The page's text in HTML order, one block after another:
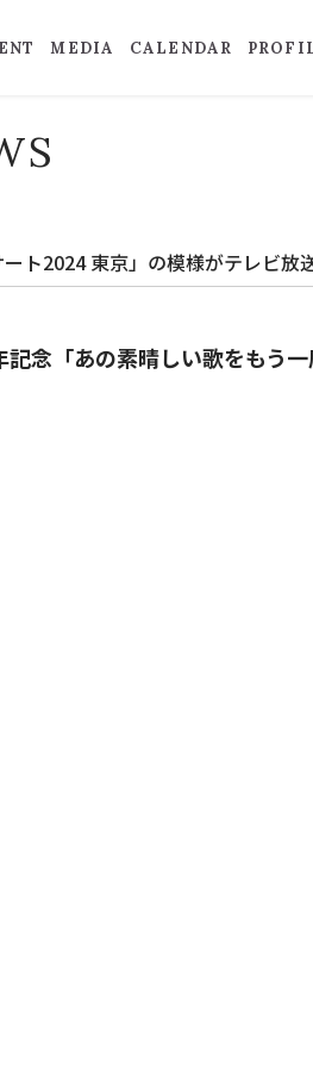
MEDIA CALENDAR
ト2024 東京」の模様がテレビ放
念「あの素晴しい歌をもう